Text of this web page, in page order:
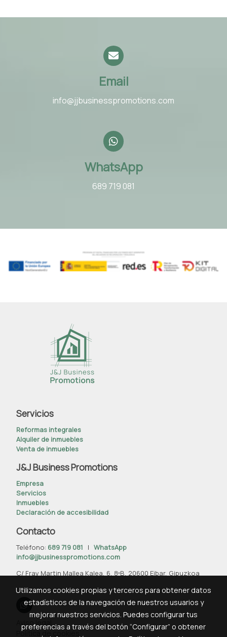
Email
info@jjbusinesspromotions.com
WhatsApp
689 719 081
Servicios
Reformas integrales
Alquiler de inmuebles
Venta de inmuebles
J&J Business Promotions
Empresa
Servicios
Inmuebles
Declaración de accesibilidad
Contacto
Teléfono: 689 719 081 | WhatsApp
info@jjbusinesspromotions.com
C/ Fray Martin Mallea Kalea, 6, 8ºB, 20600 Eibar, Gipuzkoa
Aviso legal
Política de cookies
Utilizamos cookies propias y terceros para obtener datos
estadísticos de la navegación de nuestros usuarios y
mejorar nuestros servicios. Puedes configurar tus
preferencias a través del botón “Configurar” o obtener